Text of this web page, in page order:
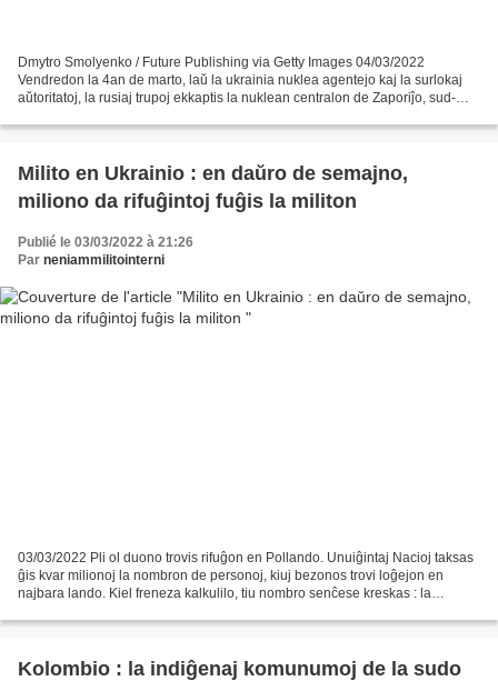
Dmytro Smolyenko / Future Publishing via Getty Images 04/03/2022
Vendredon la 4an de marto, laŭ la ukrainia nuklea agentejo kaj la surlokaj
aŭtoritatoj, la rusiaj trupoj ekkaptis la nuklean centralon de Zaporiĵo, sud-
Milito en Ukrainio : en daŭro de semajno,
miliono da rifuĝintoj fuĝis la militon
Publié le 03/03/2022 à 21:26
Par neniammilitointerni
03/03/2022 Pli ol duono trovis rifuĝon en Pollando. Unuiĝintaj Nacioj taksas
ĝis kvar milionoj la nombron de personoj, kiuj bezonos trovi loĝejon en
najbara lando. Kiel freneza kalkulilo, tiu nombro senĉese kreskas : la
Kolombio : la indiĝenaj komunumoj de la sudo